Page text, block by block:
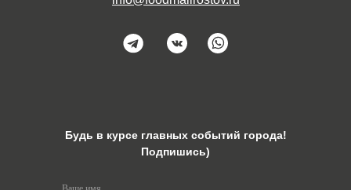
Будь в курсе главных событий города!
Подпишись)